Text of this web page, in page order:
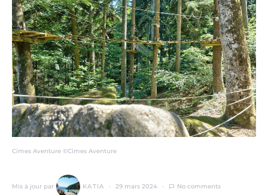
Cimes Aventure ©Cimes Aventure
Mis à jour par KATIA 29 mars 2024 No comments